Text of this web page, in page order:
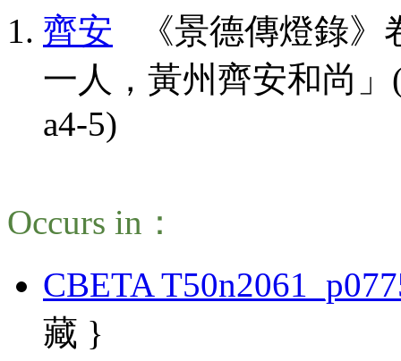
齊安 《景德傳燈錄》
一人，黃州齊安和尚」
a4-5)
Occurs in：
CBETA
藏 }